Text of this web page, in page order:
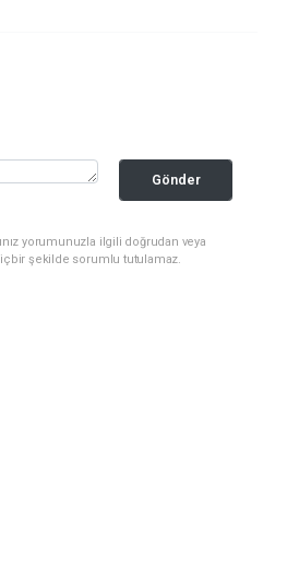
Gönder
yorumunuzla ilgili doğrudan veya
şekilde sorumlu tutulamaz.